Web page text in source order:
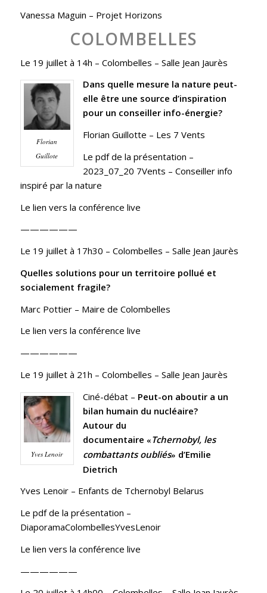
Vanessa Maguin – Projet Horizons
COLOMBELLES
Le 19 juillet à 14h – Colombelles – Salle Jean Jaurès
Florian
Guillote
Dans quelle mesure la nature peut-
elle être une source d’inspiration
pour un conseiller info-énergie?
Florian Guillotte – Les 7 Vents
Le pdf de la présentation –
2023_07_20 7Vents – Conseiller info
inspiré par la nature
Le lien vers la conférence live
——————
Le 19 juillet à 17h30 – Colombelles – Salle Jean Jaurès
Quelles solutions pour un territoire pollué et
socialement fragile?
Marc Pottier – Maire de Colombelles
Le lien vers la conférence live
——————
Le 19 juillet à 21h – Colombelles – Salle Jean Jaurès
Yves Lenoir
Ciné-débat – Peut-on aboutir a un
bilan humain du nucléaire?
Autour du
documentaire «Tchernobyl, les
combattants oubliés» d’Emilie
Dietrich
Yves Lenoir – Enfants de Tchernobyl Belarus
Le pdf de la présentation –
DiaporamaColombellesYvesLenoir
Le lien vers la conférence live
——————